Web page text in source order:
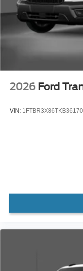
2026 Ford
VIN: 1FTBR3X86TKB36170